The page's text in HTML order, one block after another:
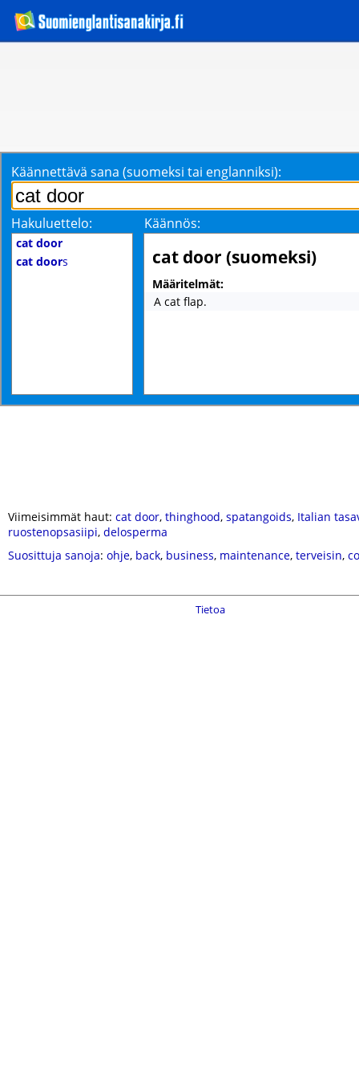
Käännettävä sana (suomeksi tai englanniksi):
Hakuluettelo: Käännös:
cat door
cat doors cat door (suomeksi)
Määritelmät:
A cat flap.
Viimeisimmät haut: cat door, thinghood, spatangoids, Italian
ruostenopsasiipi, delosperma
Suosittuja sanoja: ohje, back, business, maintenance, terveisin,
Tietoa